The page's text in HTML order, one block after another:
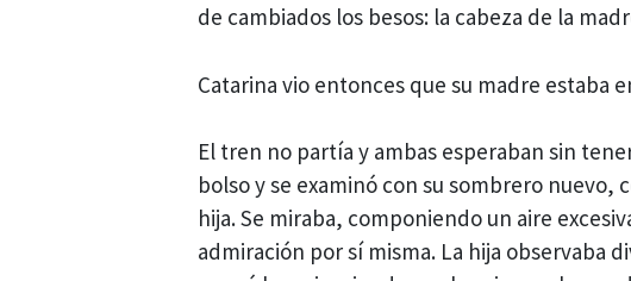
de cambiados los besos: la cabeza de la
Catarina vio entonces que su madre estaba
El tren no partía y ambas esperaban sin
bolso y se examinó con su sombrero
hija. Se miraba, componiendo un aire
admiración por sí misma. La hija observaba